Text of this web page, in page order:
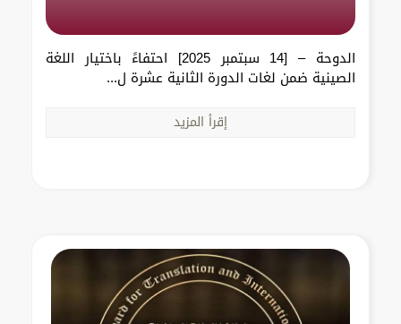
الدوحة – [14 سبتمبر 2025] احتفاءً باختيار اللغة
الصينية ضمن لغات الدورة الثانية عشرة ل...
إقرأ المزيد